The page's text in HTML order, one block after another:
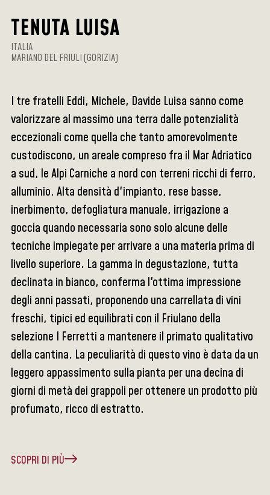
TENUTA LUISA
ITALIA
MARIANO DEL FRIULI (GORIZIA)
I tre fratelli Eddi, Michele, Davide Luisa sanno come
valorizzare al massimo una terra dalle potenzialità
eccezionali come quella che tanto amorevolmente
custodiscono, un areale compreso fra il Mar Adriatico
a sud, le Alpi Carniche a nord con terreni ricchi di ferro,
alluminio. Alta densità d'impianto, rese basse,
inerbimento, defogliatura manuale, irrigazione a
goccia quando necessaria sono solo alcune delle
tecniche impiegate per arrivare a una materia prima di
livello superiore. La gamma in degustazione, tutta
declinata in bianco, conferma l'ottima impressione
degli anni passati, proponendo una carrellata di vini
freschi, tipici ed equilibrati con il Friulano della
selezione I Ferretti a mantenere il primato qualitativo
della cantina. La peculiarità di questo vino è data da un
leggero appassimento sulla pianta per una decina di
giorni di metà dei grappoli per ottenere un prodotto più
profumato, ricco di estratto.
SCOPRI DI PIÙ